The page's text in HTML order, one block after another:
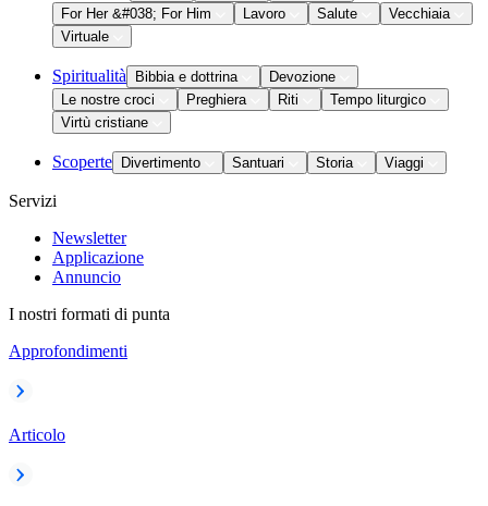
For Her &#038; For Him
Lavoro Salute
Vecchiaia
Virtuale
Spiritualità Bibbia e dottrina
Devozione
Le nostre croci
Preghiera Riti
Tempo liturgico
Virtù cristiane
Scoperte Divertimento Santuari Storia Viaggi
Servizi
Newsletter
Applicazione
Annuncio
I nostri formati di punta
Approfondimenti
Articolo